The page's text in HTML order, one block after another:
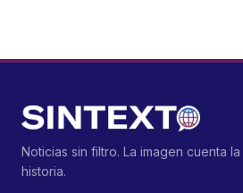
Noticias sin filtro. La imagen cuenta la
historia.